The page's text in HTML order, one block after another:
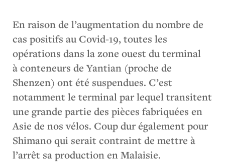
En raison de l’augmentation du nombre de
cas positifs au Covid-19, toutes les
opérations dans la zone ouest du terminal
à conteneurs de Yantian (proche de
Shenzen) ont été suspendues. C’est
notamment le terminal par lequel transitent
une grande partie des pièces fabriquées en
Asie de nos vélos. Coup dur également pour
Shimano qui serait contraint de mettre à
l’arrêt sa production en Malaisie.